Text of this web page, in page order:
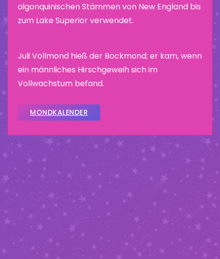
algonquinischen Stämmen von New England bis
zum Lake Superior verwendet.
Juli Vollmond hieß der Bockmond; er kam, wenn
ein männliches Hirschgeweih sich im
Vollwachstum befand.
MONDKALENDER